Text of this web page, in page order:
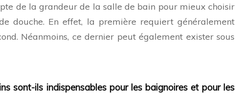
de la grandeur de la salle de bain pour mieux choisir
douche. En effet, la première requiert généralement
Néanmoins, ce dernier peut également exister sous
sont-ils indispensables pour les baignoires et pour les